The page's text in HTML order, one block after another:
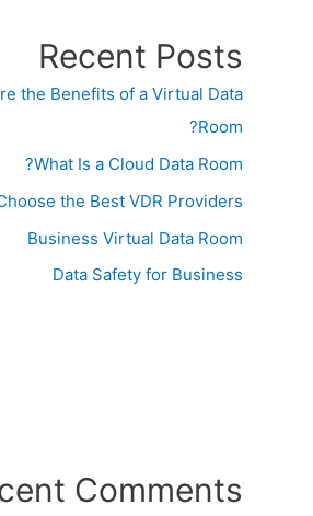
Recent Posts
the Benefits of a Virtual Data
Room?
What Is a Cloud Data Room?
the Best VDR Providers
Business Virtual Data Room
Data Safety for Business
Comments